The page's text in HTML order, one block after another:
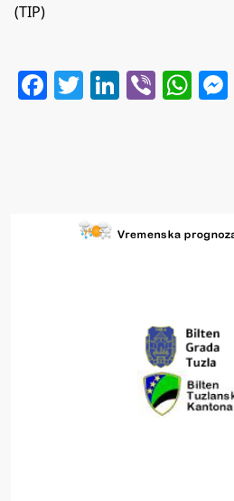
(TIP)
Facebook
TwitterViber